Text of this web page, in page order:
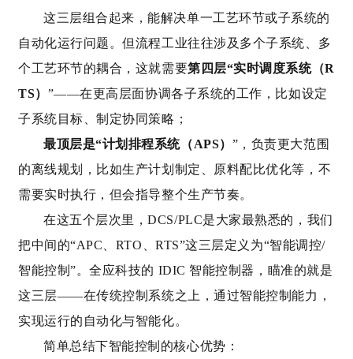
这三层组合起来，能解决单一工艺环节或子系统的
自动化运行问题。但流程工业往往涉及多个子系统、多
个工艺环节的耦合，这就需要第四层“实时调度系统（R
TS） ”——在更高层面协调各子系统的工作，比如设定
子系统目标、制定协同策略；
最顶层是“计划排程系统（APS） ”，负责更大范围
的离线规划，比如生产计划制定、原料配比优化等，不
需要实时执行，但会指导整个生产节奏。
在这五个层次里，DCS/PLC是大家最熟悉的，我们
把中间的“APC、RTO、RTS”这三层定义为“智能调控/
智能控制”。全应科技的 IDIC 智能控制器，瞄准的就是
这三层——在传统控制系统之上，通过智能控制能力，
实现运行的自动化与智能化。
简单总结下智能控制的核心优势：